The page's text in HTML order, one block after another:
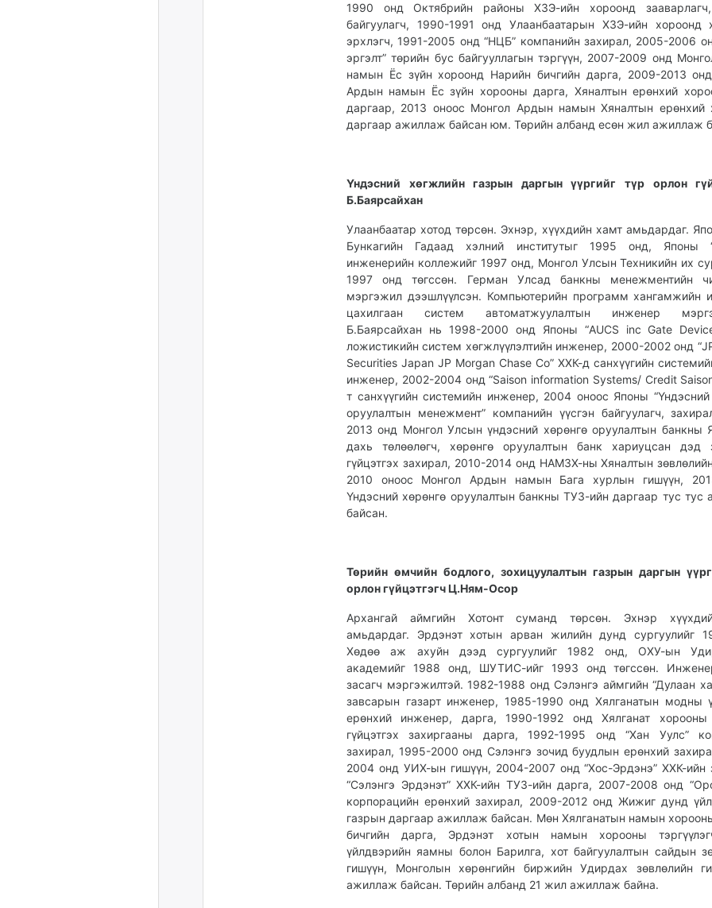
1990 онд Октябрийн районы ХЗЭ-ийн хороонд
байгуулагч, 1990-1991 онд Улаанбаатарын ХЗЭ-ийн хороонд
эрхлэгч, 1991-2005 онд “НЦБ” компанийн захирал, 2005-2006
эргэлт” төрийн бус байгууллагын тэргүүн, 2007-2009 онд
намын Ёс зүйн хороонд Нарийн бичгийн дарга, 2009-2013
Ардын намын Ёс зүйн хорооны дарга, Хяналтын ерөнхий
даргаар, 2013 оноос Монгол Ардын намын Хяналтын ерөнхий
даргаар ажиллаж байсан юм. Төрийн албанд есөн жил ажиллаж
Үндэсний хөгжлийн газрын даргын үүргийг түр орлон
Б.Баярсайхан
Улаанбаатар хотод төрсөн. Эхнэр, хүүхдийн хамт амьдардаг.
Бункагийн Гадаад хэлний институтыг 1995 онд, Японы
инженерийн коллежийг 1997 онд, Монгол Улсын Техникийн их
1997 онд төгссөн. Герман Улсад банкны менежментийн
мэргэжил дээшлүүлсэн. Компьютерийн программ хангамжийн
цахилгаан систем автоматжуулалтын инженер
Б.Баярсайхан нь 1998-2000 онд Японы “AUCS inc Gate
ложистикийн систем хөгжлүүлэлтийн инженер, 2000-2002 онд
Securities Japan JP Morgan Chase Co” ХХК-д санхүүгийн
инженер, 2002-2004 онд “Saison information Systems/ Credit
т санхүүгийн системийн инженер, 2004 оноос Японы “Үндэсний
оруулалтын менежмент” компанийн үүсгэн байгуулагч,
2013 онд Монгол Улсын үндэсний хөрөнгө оруулалтын банкны
дахь төлөөлөгч, хөрөнгө оруулалтын банк хариуцсан дэд
гүйцэтгэх захирал, 2010-2014 онд НАМЗХ-ны Хяналтын
2010 оноос Монгол Ардын намын Бага хурлын гишүүн,
Үндэсний хөрөнгө оруулалтын банкны ТУЗ-ийн даргаар тус тус
байсан.
Төрийн өмчийн бодлого, зохицуулалтын газрын даргын
орлон гүйцэтгэгч Ц.Ням-Осор
Архангай аймгийн Хотонт суманд төрсөн. Эхнэр
амьдардаг. Эрдэнэт хотын арван жилийн дунд сургуулийг
Хөдөө аж ахуйн дээд сургуулийг 1982 онд, ОХУ-ын
академийг 1988 онд, ШУТИС-ийг 1993 онд төгссөн.
засагч мэргэжилтэй. 1982-1988 онд Сэлэнгэ аймгийн “Дулаан
завсарын газарт инженер, 1985-1990 онд Хялганатын модны
ерөнхий инженер, дарга, 1990-1992 онд Хялганат
гүйцэтгэх захиргааны дарга, 1992-1995 онд “Хан Уулс”
захирал, 1995-2000 онд Сэлэнгэ зочид буудлын ерөнхий
2004 онд УИХ-ын гишүүн, 2004-2007 онд “Хос-Эрдэнэ” ХХК-ийн
“Сэлэнгэ Эрдэнэт” ХХК-ийн ТУЗ-ийн дарга, 2007-2008 онд
корпорацийн ерөнхий захирал, 2009-2012 онд Жижиг дунд
газрын даргаар ажиллаж байсан. Мөн Хялганатын намын
бичгийн дарга, Эрдэнэт хотын намын хорооны
үйлдвэрийн яамны болон Барилга, хот байгуулалтын сайдын
гишүүн, Монголын хөрөнгийн биржийн Удирдах зөвлөлийн
ажиллаж байсан. Төрийн албанд 21 жил ажиллаж байна.